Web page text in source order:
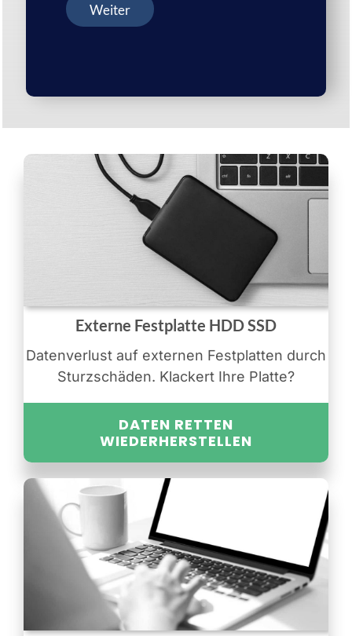
Weiter
Externe Festplatte HDD SSD
Datenverlust auf externen Festplatten durch
Sturzschäden. Klackert Ihre Platte?
DATEN RETTEN
WIEDERHERSTELLEN